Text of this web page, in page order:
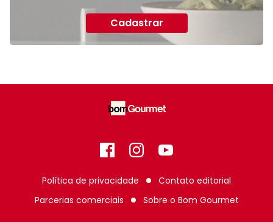
Cadastrar
FacebookInstagram
GitHub
Política de privacidade
Contato editorial
Parcerias comerciais
Sobre o Bom Gourmet